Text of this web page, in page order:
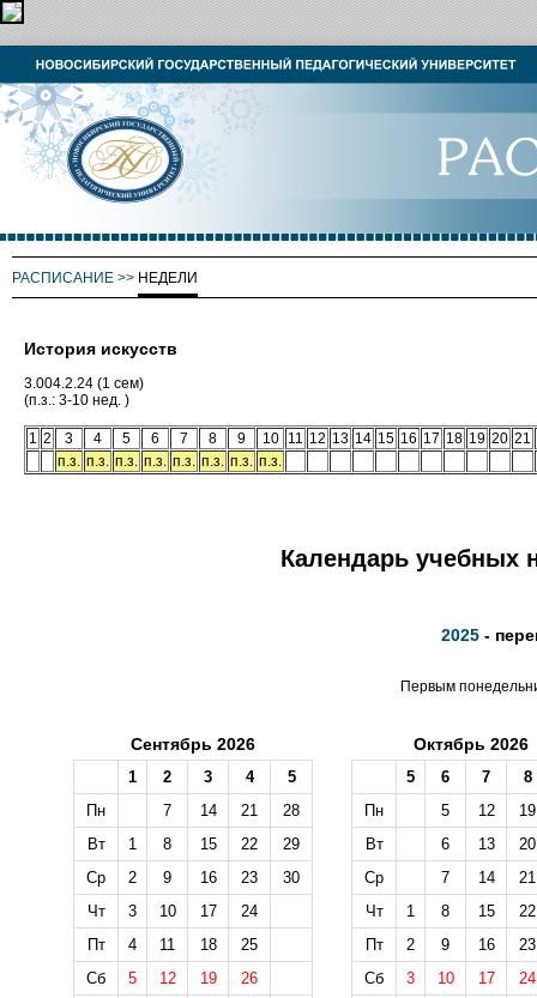
РАСПИСАНИЕ >> НЕДЕЛИ
История искусств
3.004.2.24 (1 сем)
(п.з.: 3-10 нед. )
1 2 3 4 5 6 7 8 9 10 11 12 13 14 15 16 17 18 19 20 21
п.з. п.з. п.з. п.з. п.з. п.з. п.з. п.з.
Календарь учебных
2025-
Первым
Сентябрь 2026
1 2 3 4
5
Пн
7 14 21
28
Вт
1 8 15 22
29
Ср
2 9 16 23
30
Чт
3 10 17
24
Пт
4 11 18
25
Сб
5 12 19
26
Октябрь 2026
5 6 7
8
Пн
5 12
19
Вт
6 13
20
Ср
7 14
21
Чт
1 8 15
22
Пт
2 9 16
23
Сб
3 10 17
24